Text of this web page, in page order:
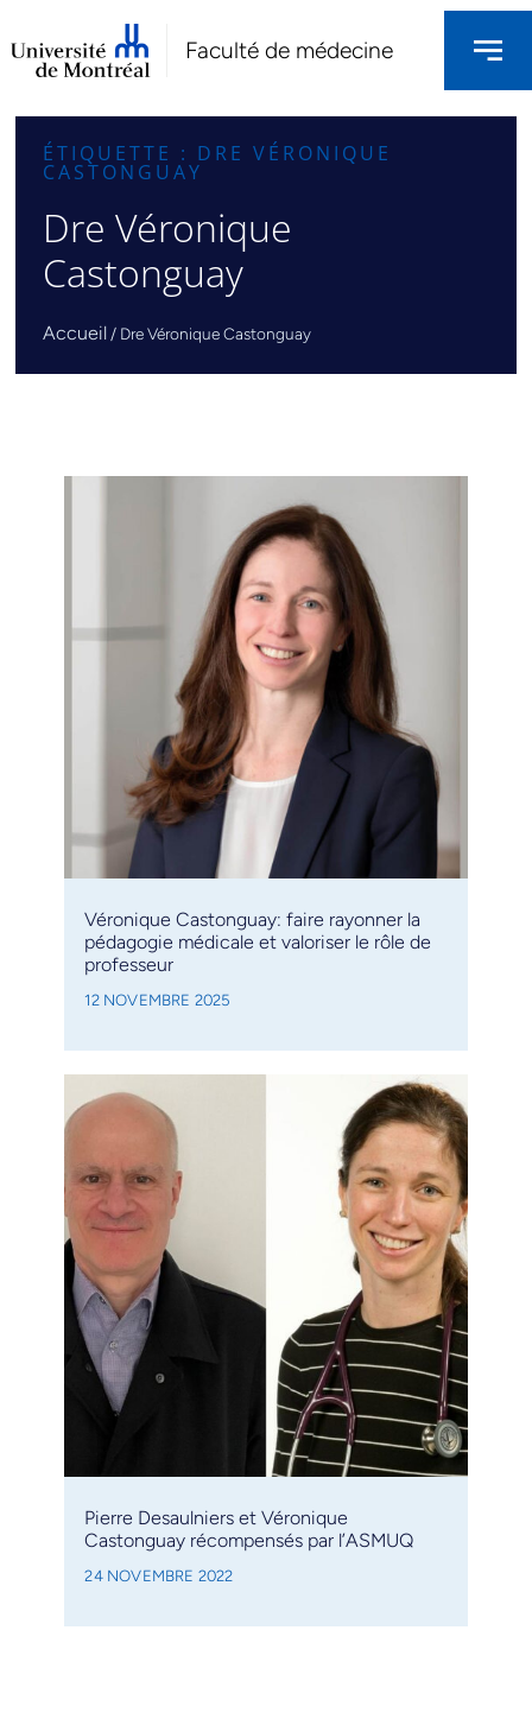
Faculté de médecine
ÉTIQUETTE : DRE VÉRONIQUE
CASTONGUAY
Dre Véronique
Castonguay
Accueil / Dre Véronique Castonguay
Véronique Castonguay: faire rayonner la
pédagogie médicale et valoriser le rôle de
professeur
12 NOVEMBRE 2025
Pierre Desaulniers et Véronique
Castonguay récompensés par l’ASMUQ
24 NOVEMBRE 2022